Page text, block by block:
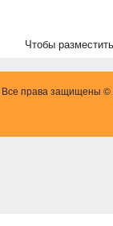
Чтобы
Все права защищены ©